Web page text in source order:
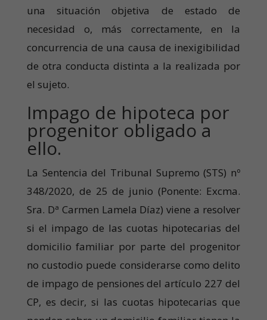
una situación objetiva de estado de
necesidad o, más correctamente, en la
concurrencia de una causa de inexigibilidad
de otra conducta distinta a la realizada por
el sujeto.
Impago de hipoteca por
progenitor obligado a
ello.
La Sentencia del Tribunal Supremo (STS) nº
348/2020, de 25 de junio (Ponente: Excma.
Sra. Dª Carmen Lamela Díaz) viene a resolver
si el impago de las cuotas hipotecarias del
domicilio familiar por parte del progenitor
no custodio puede considerarse como delito
de impago de pensiones del artículo 227 del
CP, es decir, si las cuotas hipotecarias que